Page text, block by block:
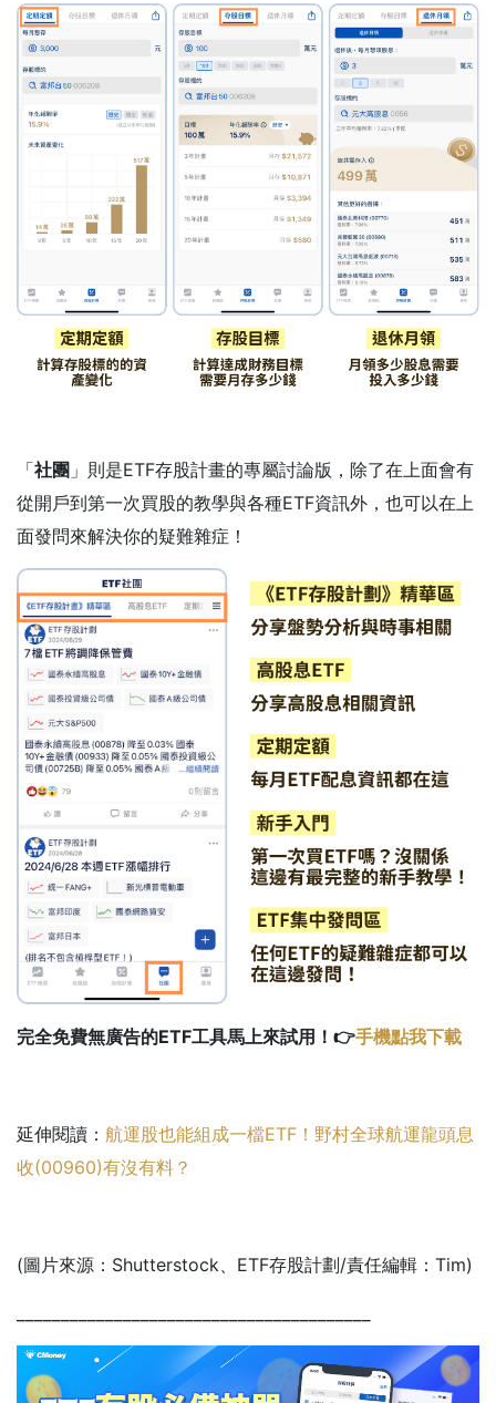
「社團 」則是ETF存股計畫的專屬討論版，除了在上面會有
從開戶到第一次買股的教學與各種ETF資訊外，也可以在上
面發問來解決你的疑難雜症！
完全免費無廣告的ETF工具馬上來試用！👉手機點我下載
延伸閱讀： 航運股也能組成一檔ETF！野村全球航運龍頭息
收(00960)有沒有料？
(圖片來源：Shutterstock、ETF存股計劃/責任編輯：Tim)